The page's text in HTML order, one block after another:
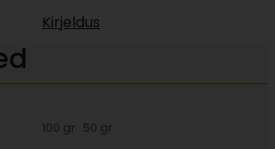
Kirjeldus
100 gr 50 gr